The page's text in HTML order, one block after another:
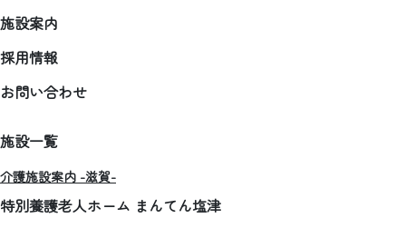
施設案内
採用情報
お問い合わせ
施設一覧
介護施設案内 -滋賀-
特別養護老人ホーム まんてん塩津